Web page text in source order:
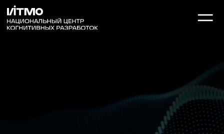
Контакты